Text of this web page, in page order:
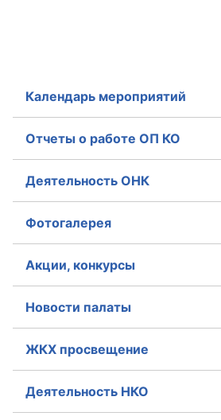
Календарь мероприятий
Отчеты о работе ОП КО
Деятельность ОНК
Фотогалерея
Акции, конкурсы
Новости палаты
ЖКХ просвещение
Деятельность НКО